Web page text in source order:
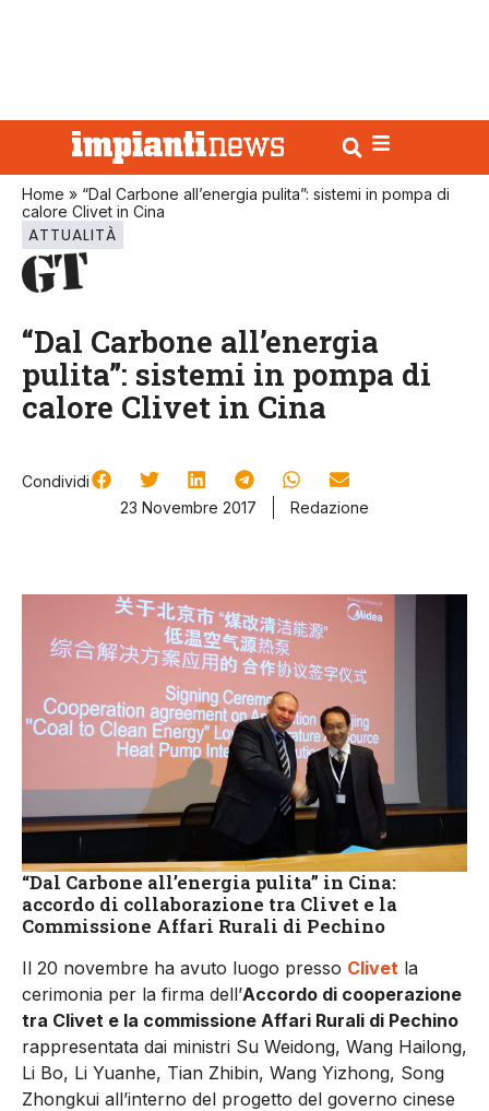
Home » “Dal Carbone all’energia pulita”: sistemi in pompa di
calore Clivet in Cina
ATTUALITÀ
“Dal Carbone all’energia
pulita”: sistemi in pompa di
calore Clivet in Cina
Condividi
23 Novembre 2017
Redazione
“Dal Carbone all’energia pulita” in Cina:
accordo di collaborazione tra Clivet e la
Commissione Affari Rurali di Pechino
Il 20 novembre ha avuto luogo presso Clivet la
cerimonia per la firma dell’Accordo di cooperazione
tra Clivet e la commissione Affari Rurali di Pechino
rappresentata dai ministri Su Weidong, Wang Hailong,
Li Bo, Li Yuanhe, Tian Zhibin, Wang Yizhong, Song
Zhongkui all’interno del progetto del governo cinese